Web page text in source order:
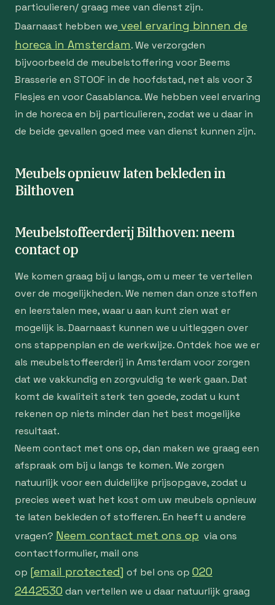
particulieren/ graag mee van dienst zijn.
Daarnaast hebben we veel ervaring binnen de
horeca in Amsterdam. We verzorgden
bijvoorbeeld de meubelstoffering voor Beems
Brasserie en STOOF in de hoofdstad, net als voor 3
Flesjes en voor Casablanca. We hebben veel ervaring
in de horeca en bij particulieren, zodat we u daar in
de beide gevallen goed mee van dienst kunnen zijn.
Meubels opnieuw laten bekleden in
Bilthoven
Meubelstoffeerderij Bilthoven: neem
contact op
We komen graag bij u langs, om u meer te vertellen
over de mogelijkheden. We nemen dan onze stoffen
en leerstalen mee, waar u aan kunt zien wat er
mogelijk is. Daarnaast kunnen we u uitleggen over
ons stappenplan en de werkwijze. Ontdek hoe we er
als meubelstoffeerderij in Amsterdam voor zorgen
dat we vakkundig en zorgvuldig te werk gaan. Dat
komt de kwaliteit sterk ten goede, zodat u kunt
rekenen op niets minder dan het best mogelijke
resultaat.
Neem contact met ons op, dan maken we graag een
afspraak om bij u langs te komen. We zorgen
natuurlijk voor een duidelijke prijsopgave, zodat u
precies weet wat het kost om uw meubels opnieuw
te laten bekleden of stofferen. En heeft u andere
vragen? Neem contact met ons op via ons
contactformulier, mail ons
op [email protected] of bel ons op 020
2442530 dan vertellen we u daar natuurlijk graag